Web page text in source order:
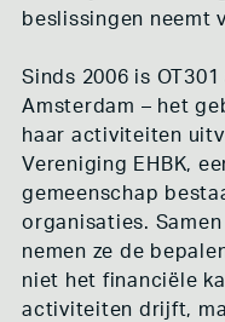
beslissingen neemt
Sinds 2006 is
Amsterdam – het
haar activiteiten
Vereniging EHBK,
gemeenschap
organisaties.
nemen ze de
niet het financiële
activiteiten drijft,